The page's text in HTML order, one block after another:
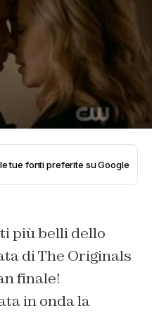
tue fonti preferite su Google
più belli dello
di The Originals
finale!
in onda la